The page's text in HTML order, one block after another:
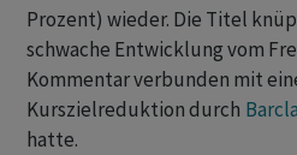
Prozent) wieder. Die Titel
schwache Entwicklung vom
Kommentar verbunden mit
Kurszielreduktion durch
hatte.